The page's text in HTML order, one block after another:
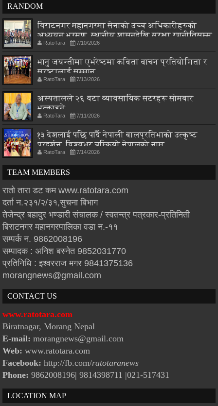
RANDOM
विराटनगर महानगरमा सेनाको उच्च अधिकारीहरुको
अध्ययन भ्रमण, स्थानीय शासनदेखि सुरक्षा रणनीतिसम्म
छलफल
RatoTara 7/10/2026
भानु जयन्तीमा एभरेष्टमा कविता वाचन प्रतियोगिता र
स्रष्टालाई सम्मान
RatoTara 7/13/2026
अस्पतालले २६ वटा व्यावसायिक सटरहरू सोमबार
भत्काइने
RatoTara 7/11/2026
१३ देशलाई पछि पार्दै नेपाली बालप्रतिभाको उत्कृष्ट
प्रदर्शन, विश्वभर चम्कियो नेपालको नाम
RatoTara 7/14/2026
TEAM MEMBERS
रातो तारा डट कम www.ratotara.com
दर्ता न.२३१/२/३१,सुचना बिभाग
तेजेन्द्र बहादुर भण्डारी संचालक / स्वतन्त्र पत्रकार-प्रतिनिती
बिराटनगर महानगरपालिका वडा न.-११
सम्पर्क न. 9862008196
सम्पादक : अनिश बस्नेत 9852031770
प्रतिनिधि : इश्वरराज मगर 9841375136
morangnews@gmail.com
CONTACT US
www.ratotara.com
Biratnagar, Morang Nepal
E-mail: morangnews@gmail.com
Web: www.ratotara.com
Facebook: http://fb.com/ratotaranews
Phone: 9862008196| 9814398711 |021-517431
LOCATION MAP